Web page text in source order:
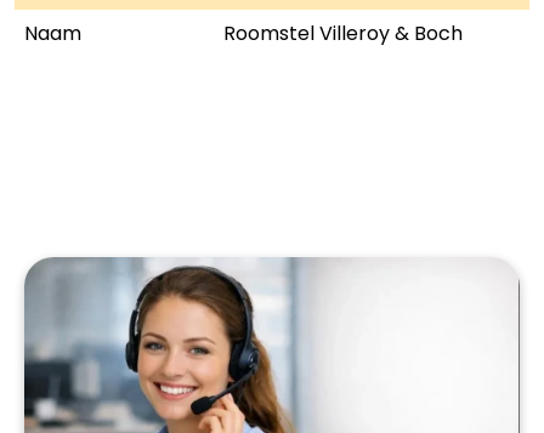
Naam
Roomstel Villeroy & Boch